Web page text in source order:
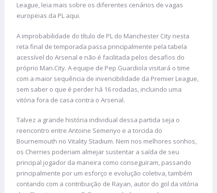
League, leia mais sobre os diferentes cenários de vagas
europeias da PL aqui.
A improbabilidade do título de PL do Manchester City nesta
reta final de temporada passa principalmente pela tabela
acessível do Arsenal e não é facilitada pelos desafios do
próprio Man.City. A equipe de Pep Guardiola visitará o time
com a maior sequência de invencibilidade da Premier League,
sem saber o que é perder há 16 rodadas, incluindo uma
vitória fora de casa contra o Arsenal.
Talvez a grande história individual dessa partida seja o
reencontro entre Antoine Semenyo e a torcida do
Bournemouth no Vitality Stadium. Nem nos melhores sonhos,
os Cherries poderiam almejar sustentar a saída de seu
principal jogador da maneira como conseguiram, passando
principalmente por um esforço e evolução coletiva, também
contando com a contribuição de Rayan, autor do gol da vitória